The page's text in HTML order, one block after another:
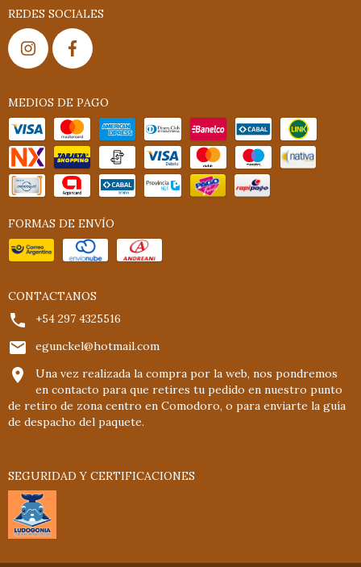
REDES SOCIALES
MEDIOS DE PAGO
FORMAS DE ENVÍO
CONTACTANOS
+54 297 4325516
egunckel@hotmail.com
Una vez realizada la compra por la web, nos pondremos
en contacto para que retires tu pedido en nuestro punto
de retiro de zona centro en Comodoro, o para enviarte la guía
de despacho del paquete.
SEGURIDAD Y CERTIFICACIONES